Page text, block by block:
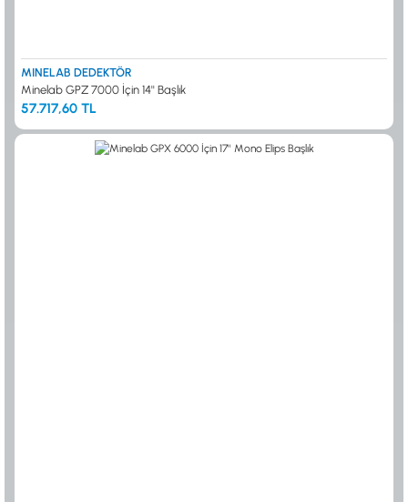
MINELAB DEDEKTÖR
Minelab GPZ 7000 İçin 14'' Başlık
57.717,60 TL